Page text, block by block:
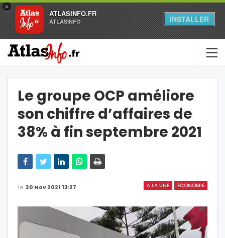
×
ATLASINFO.FR
ATLASINFO INSTALLER
Le groupe OCP améliore
son chiffre d’affaires de
38% à fin septembre 2021
A LA UNE ÉCONOMIE
Le 30 Nov 2021 13:27